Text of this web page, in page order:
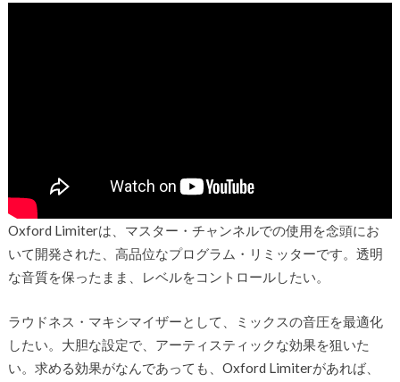
Oxford Limiterは、マスター・チャンネルでの使用を念頭にお
いて開発された、高品位なプログラム・リミッターです。透明
な音質を保ったまま、レベルをコントロールしたい。
ラウドネス・マキシマイザーとして、ミックスの音圧を最適化
したい。大胆な設定で、アーティスティックな効果を狙いた
い。求める効果がなんであっても、Oxford Limiterがあれば、